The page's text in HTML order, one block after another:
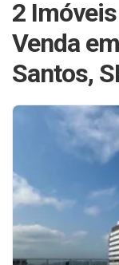
2
Venda
Santos,